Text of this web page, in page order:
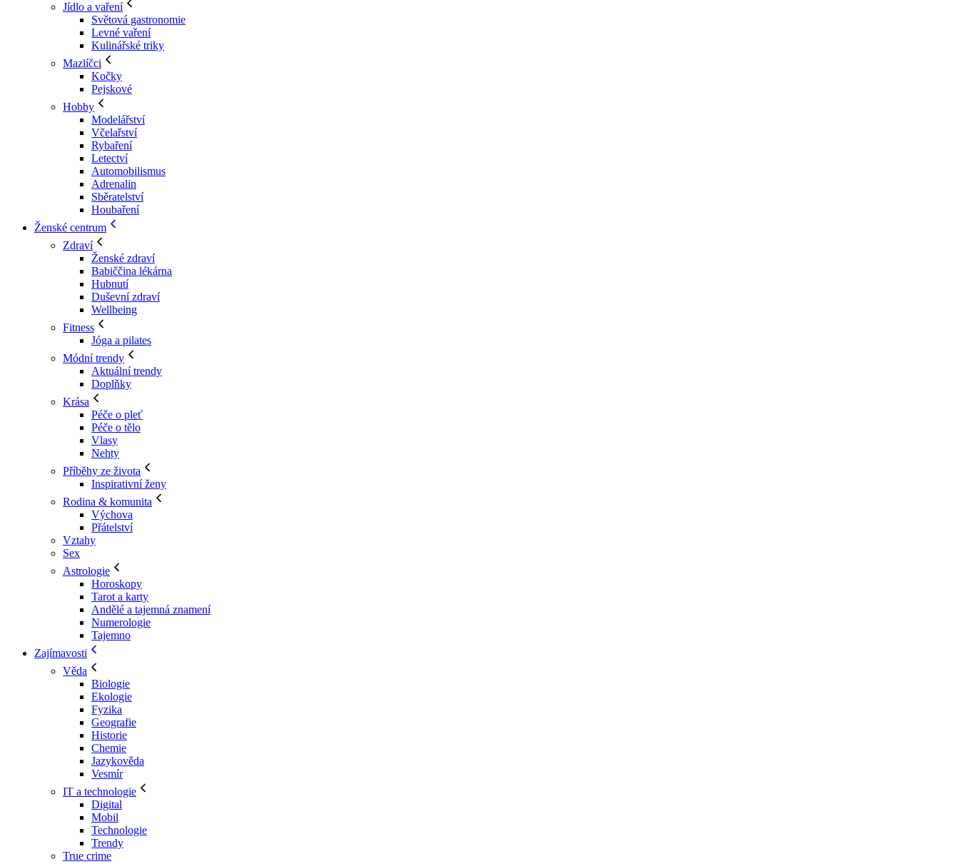
Jídlo a vaření
Světová gastronomie
Levné vaření
Kulinářské triky
Mazlíčci
Kočky
Pejskové
Hobby
Modelářství
Včelařství
Rybaření
Letectví
Automobilismus
Adrenalin
Sběratelství
Houbaření
Ženské centrum
Zdraví
Ženské zdraví
Babiččina lékárna
Hubnutí
Duševní zdraví
Wellbeing
Fitness
Jóga a pilates
Módní trendy
Aktuální trendy
Doplňky
Krása
Péče o pleť
Péče o tělo
Vlasy
Nehty
Příběhy ze života
Inspirativní ženy
Rodina & komunita
Výchova
Přátelství
Vztahy
Sex
Astrologie
Horoskopy
Tarot a karty
Andělé a tajemná znamení
Numerologie
Tajemno
Zajímavosti
Věda
Biologie
Ekologie
Fyzika
Geografie
Historie
Chemie
Jazykověda
Vesmír
IT a technologie
Digital
Mobil
Technologie
Trendy
True crime